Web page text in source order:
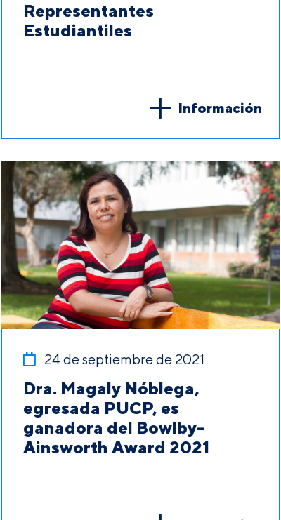
Representantes
Estudiantiles
Información
24 de septiembre de 2021
Dra. Magaly Nóblega,
egresada PUCP, es
ganadora del Bowlby-
Ainsworth Award 2021